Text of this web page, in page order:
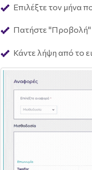
Επιλέξτε τον μήνα
Πατήστε "Προβολή"
Κάντε λήψη από το